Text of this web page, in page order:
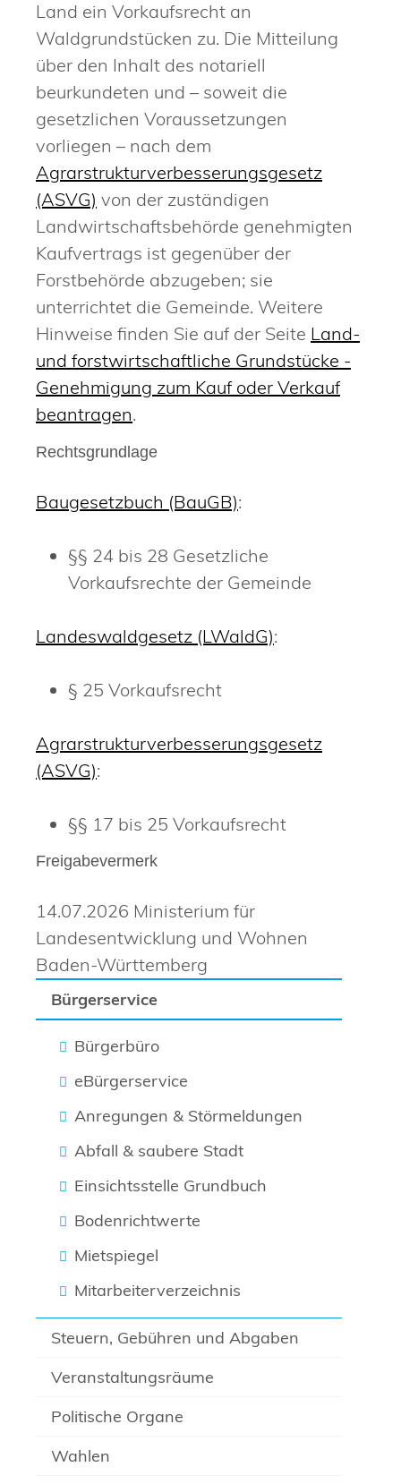
Bürgerservice
Bürgerbüro
eBürgerservice
Anregungen & Störmeldungen
Abfall & saubere Stadt
Einsichtsstelle Grundbuch
Bodenrichtwerte
Mietspiegel
Mitarbeiterverzeichnis
Steuern, Gebühren und Abgaben
Veranstaltungsräume
Politische Organe
Wahlen
Land ein Vorkaufsrecht an
Waldgrundstücken zu. Die Mitteilung
über den Inhalt des notariell
beurkundeten und – soweit die
gesetzlichen Voraussetzungen
vorliegen – nach dem
Agrarstrukturverbesserungsgesetz
(ASVG) von der zuständigen
Landwirtschaftsbehörde genehmigten
Kaufvertrags ist gegenüber der
Forstbehörde abzugeben; sie
unterrichtet die Gemeinde. Weitere
Hinweise finden Sie auf der Seite Land-
und forstwirtschaftliche Grundstücke -
Genehmigung zum Kauf oder Verkauf
beantragen.
Rechtsgrundlage
Baugesetzbuch (BauGB):
§§ 24 bis 28 Gesetzliche
Vorkaufsrechte der Gemeinde
Landeswaldgesetz (LWaldG):
§ 25 Vorkaufsrecht
Agrarstrukturverbesserungsgesetz
(ASVG):
§§ 17 bis 25 Vorkaufsrecht
Freigabevermerk
14.07.2026 Ministerium für
Landesentwicklung und Wohnen
Baden-Württemberg